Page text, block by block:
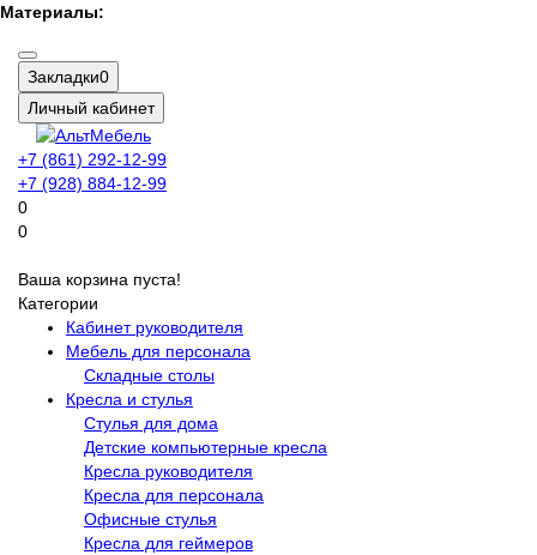
Материалы:
Закладки0
Личный кабинет
+7 (861) 292-12-99
+7 (928) 884-12-99
0
0
Ваша корзина пуста!
Категории
Кабинет руководителя
Мебель для персонала
Складные столы
Кресла и стулья
Стулья для дома
Детские компьютерные кресла
Кресла руководителя
Кресла для персонала
Офисные стулья
Кресла для геймеров